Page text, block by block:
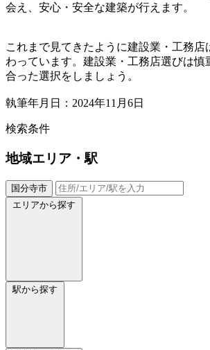
会え、安心・安全な建築が行えます。
これまで見てきたように建設業・工務店
わっています。建設業・工務店選びは慎
合った選択をしましょう。
執筆年月日：2024年11月6日
検索条件
地域エリア・駅
国分寺市
エリアから探す
駅から探す